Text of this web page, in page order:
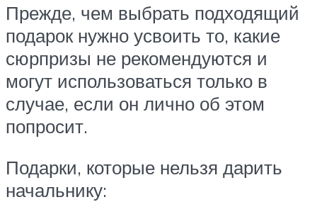
Прежде, чем выбрать подходящий
подарок нужно усвоить то, какие
сюрпризы не рекомендуются и
могут использоваться только в
случае, если он лично об этом
попросит.
Подарки, которые нельзя дарить
начальнику: